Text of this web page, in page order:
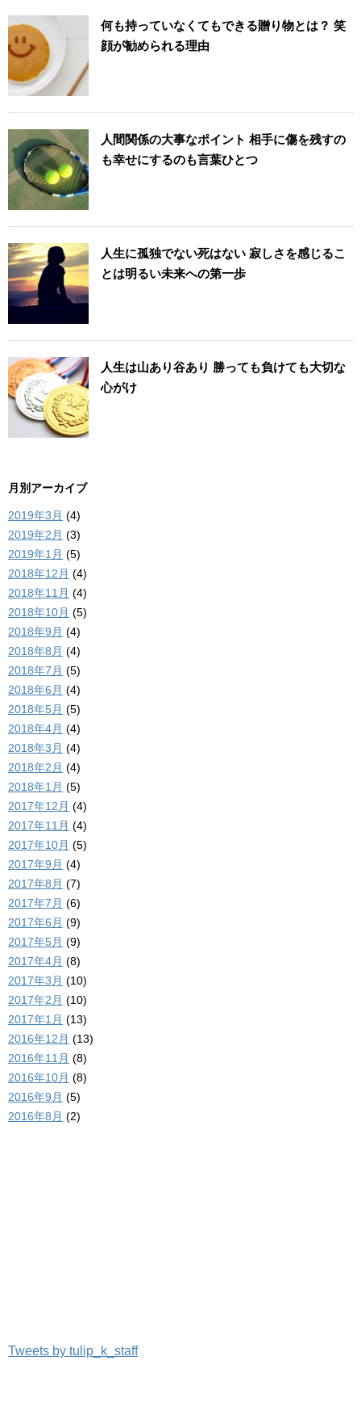
何も持っていなくてもできる贈り物とは？ 笑
顔が勧められる理由
人間関係の大事なポイント 相手に傷を残すの
も幸せにするのも言葉ひとつ
人生に孤独でない死はない 寂しさを感じるこ
とは明るい未来への第一歩
人生は山あり谷あり 勝っても負けても大切な
心がけ
月別アーカイブ
2019年3月 (4)
2019年2月 (3)
2019年1月 (5)
2018年12月 (4)
2018年11月 (4)
2018年10月 (5)
2018年9月 (4)
2018年8月 (4)
2018年7月 (5)
2018年6月 (4)
2018年5月 (5)
2018年4月 (4)
2018年3月 (4)
2018年2月 (4)
2018年1月 (5)
2017年12月 (4)
2017年11月 (4)
2017年10月 (5)
2017年9月 (4)
2017年8月 (7)
2017年7月 (6)
2017年6月 (9)
2017年5月 (9)
2017年4月 (8)
2017年3月 (10)
2017年2月 (10)
2017年1月 (13)
2016年12月 (13)
2016年11月 (8)
2016年10月 (8)
2016年9月 (5)
2016年8月 (2)
Tweets by tulip_k_staff